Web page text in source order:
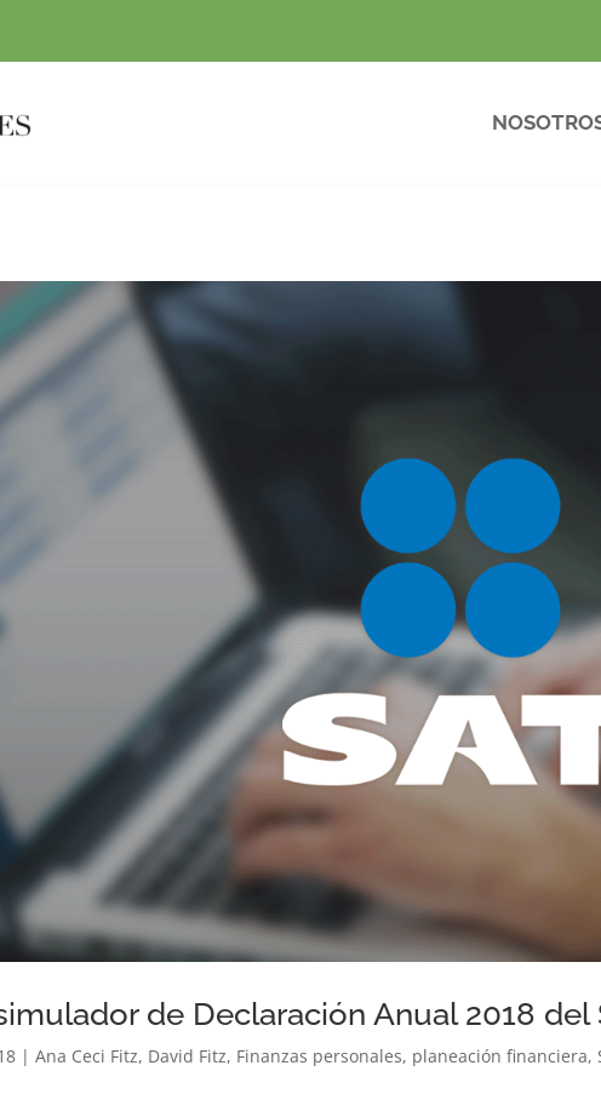
de Declaración Anual 2018 del
|Ana Ceci Fitz, David Fitz, Finanzas personales, planeación financiera,